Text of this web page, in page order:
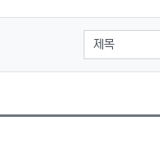
검색대상